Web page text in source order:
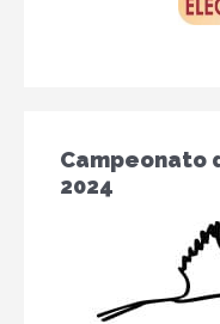
Campeonato
2024